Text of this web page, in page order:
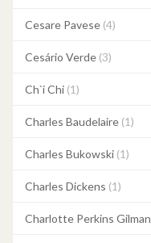
Cesare Pavese (4)
Cesário Verde (3)
Ch`i Chi (1)
Charles Baudelaire (1)
Charles Bukowski (1)
Charles Dickens (1)
Charlotte Perkins Gilman